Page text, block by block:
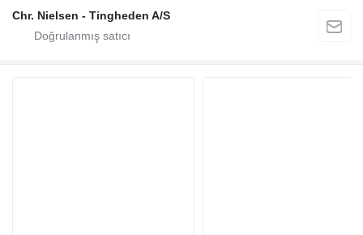
Chr. Nielsen - Tingheden A/S